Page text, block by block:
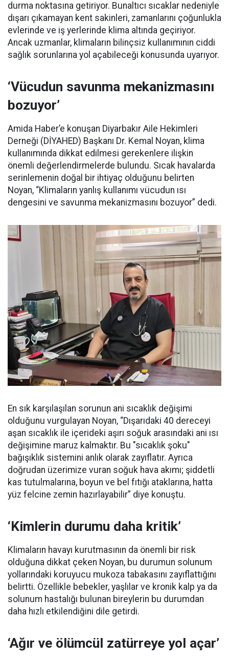
durma noktasına getiriyor. Bunaltıcı sıcaklar nedeniyle
dışarı çıkamayan kent sakinleri, zamanlarını çoğunlukla
evlerinde ve iş yerlerinde klima altında geçiriyor.
Ancak uzmanlar, klimaların bilinçsiz kullanımının ciddi
sağlık sorunlarına yol açabileceği konusunda uyarıyor.
‘Vücudun savunma mekanizmasını
bozuyor’
Amida Haber’e konuşan Diyarbakır Aile Hekimleri
Derneği (DİYAHED) Başkanı Dr. Kemal Noyan, klima
kullanımında dikkat edilmesi gerekenlere ilişkin
önemli değerlendirmelerde bulundu. Sıcak havalarda
serinlemenin doğal bir ihtiyaç olduğunu belirten
Noyan, “Klimaların yanlış kullanımı vücudun ısı
dengesini ve savunma mekanizmasını bozuyor” dedi.
En sık karşılaşılan sorunun ani sıcaklık değişimi
olduğunu vurgulayan Noyan, “Dışarıdaki 40 dereceyi
aşan sıcaklık ile içerideki aşırı soğuk arasındaki ani ısı
değişimine maruz kalmaktır. Bu "sıcaklık şoku"
bağışıklık sistemini anlık olarak zayıflatır. Ayrıca
doğrudan üzerimize vuran soğuk hava akımı; şiddetli
kas tutulmalarına, boyun ve bel fıtığı ataklarına, hatta
yüz felcine zemin hazırlayabilir” diye konuştu.
‘Kimlerin durumu daha kritik’
Klimaların havayı kurutmasının da önemli bir risk
olduğuna dikkat çeken Noyan, bu durumun solunum
yollarındaki koruyucu mukoza tabakasını zayıflattığını
belirtti. Özellikle bebekler, yaşlılar ve kronik kalp ya da
solunum hastalığı bulunan bireylerin bu durumdan
daha hızlı etkilendiğini dile getirdi.
‘Ağır ve ölümcül zatürreye yol açar’